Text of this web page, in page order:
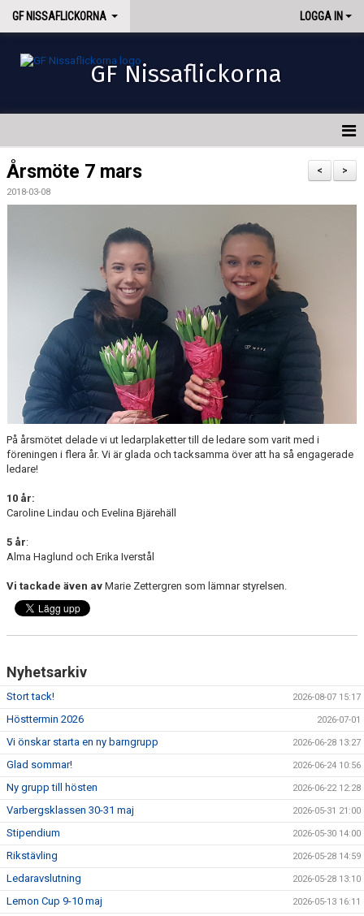
GF NISSAFLICKORNA LOGGA IN
GF Nissaflickorna
HEM
NYHETER
INTRESSEANMÄLAN
KONTAKT
VILL DU BLI LEDARE?
>
<
Årsmöte 7 mars
2018-03-08
På årsmötet delade vi ut ledarplaketter till de ledare som varit med i
föreningen i flera år. Vi är glada och tacksamma över att ha så engagerade
ledare!
10 år:
Caroline Lindau och Evelina Bjärehäll
5 år:
Alma Haglund och Erika Iverstål
Vi tackade även av Marie Zettergren som lämnar styrelsen.
Nyhetsarkiv
Stort tack! 2026-08-07 15:17
Hösttermin 2026 2026-07-01
Vi önskar starta en ny barngrupp 2026-06-28 13:27
Glad sommar! 2026-06-24 10:56
Ny grupp till hösten 2026-06-22 12:28
Varbergsklassen 30-31 maj 2026-05-31 21:00
Stipendium 2026-05-30 14:00
Rikstävling 2026-05-28 14:59
Ledaravslutning 2026-05-28 13:10
Lemon Cup 9-10 maj 2026-05-13 16:11